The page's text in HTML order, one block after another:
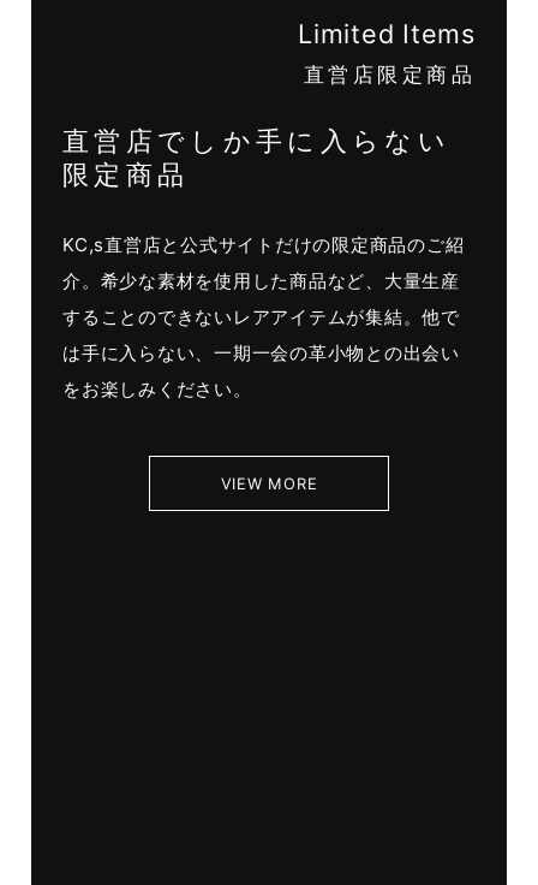
Limited Items
直営店限定商品
直営店でしか手に入らない
限定商品
KC,s直営店と公式サイトだけの限定商品のご紹
介。希少な素材を使用した商品など、大量生産
することのできないレアアイテムが集結。他で
は手に入らない、一期一会の革小物との出会い
をお楽しみください。
VIEW MORE